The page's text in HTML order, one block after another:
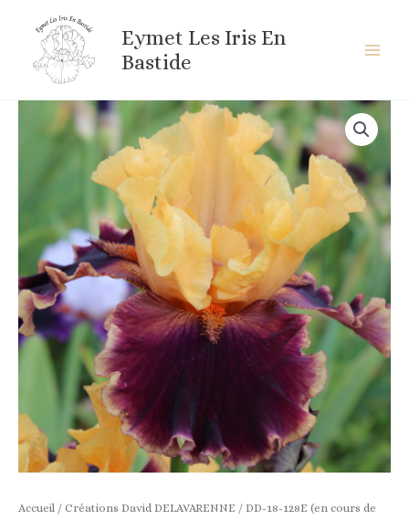
contenu
Eymet Les Iris En
Bastide
Accueil / Créations David DELAVARENNE / DD-18-128E (en cours de